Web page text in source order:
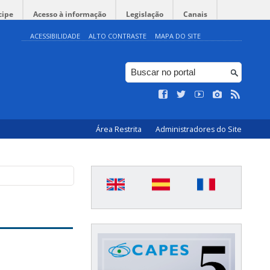
Acesso à informação Legislação Canais
ACESSIBILIDADE ALTO CONTRASTE MAPA DO SITE
Área Restrita Administradores do Site